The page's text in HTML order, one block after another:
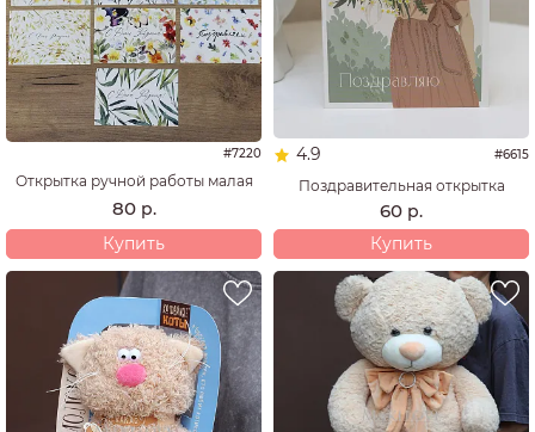
#7220
Открытка ручной работы малая
80 р.
Купить
4.9 #6615
Поздравительная открытка
60 р.
Купить